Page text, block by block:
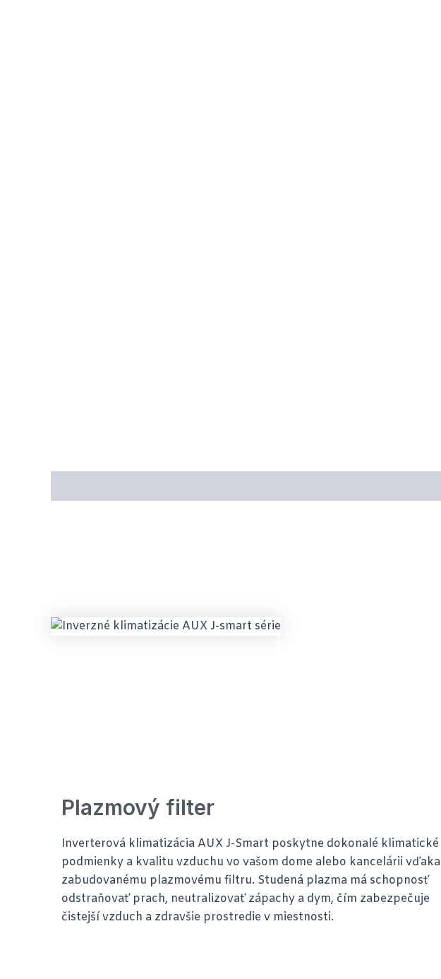
Plazmový filter
Inverterová klimatizácia AUX J-Smart poskytne dokonalé klimatické
podmienky a kvalitu vzduchu vo vašom dome alebo kancelárii vďaka
zabudovanému plazmovému filtru. Studená plazma má schopnosť
odstraňovať prach, neutralizovať zápachy a dym, čím zabezpečuje
čistejší vzduch a zdravšie prostredie v miestnosti.